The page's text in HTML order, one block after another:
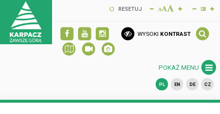
RESETUJ
WYSOKI KONTRAST
POKAŻ MENU
PL EN DE CZ